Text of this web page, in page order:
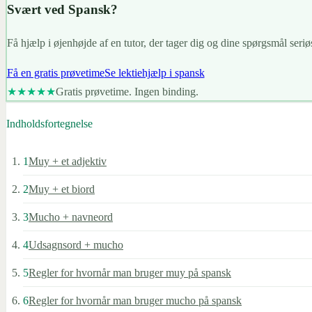
Svært ved Spansk?
Få hjælp i øjenhøjde af en tutor, der tager dig og dine spørgsmål
Få en gratis prøvetimeSe lektiehjælp i spansk
★★★★★Gratis prøvetime. Ingen binding.
Indholdsfortegnelse
1Muy + et adjektiv
2Muy + et biord
3Mucho + navneord
4Udsagnsord + mucho
5Regler for hvornår man bruger muy på spansk
6Regler for hvornår man bruger mucho på spansk